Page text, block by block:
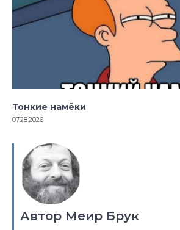
Тонкие намёки
07.28.2026
Автор Меир Брук